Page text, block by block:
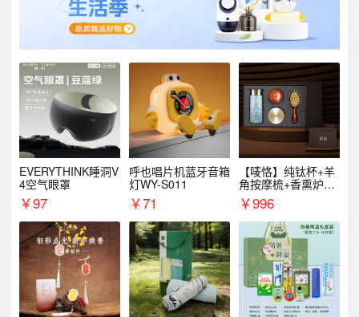
EVERYTHINK睡洞V
4空气眼罩
￥97
呼也唱片机蓝牙音箱
灯WY-S011
￥71
【唛恪】纯钛杯+羊
角按摩梳+香熏炉
+气垫梳
￥996